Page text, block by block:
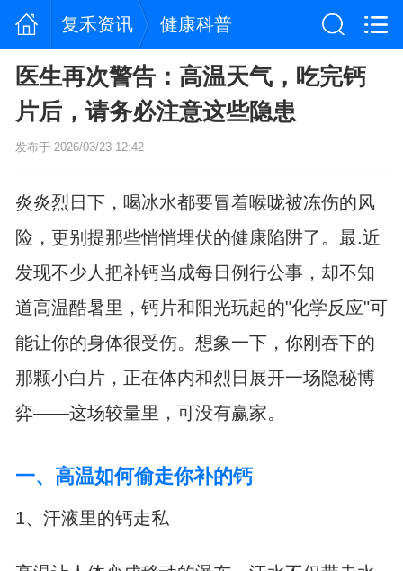
复禾资讯 健康科普
医生再次警告：高温天气，吃完钙
片后，请务必注意这些隐患
发布于 2026/03/23 12:42
炎炎烈日下，喝冰水都要冒着喉咙被冻伤的风
险，更别提那些悄悄埋伏的健康陷阱了。最.近
发现不少人把补钙当成每日例行公事，却不知
道高温酷暑里，钙片和阳光玩起的"化学反应"可
能让你的身体很受伤。想象一下，你刚吞下的
那颗小白片，正在体内和烈日展开一场隐秘博
弈——这场较量里，可没有赢家。
一、高温如何偷走你补的钙
1、汗液里的钙走私